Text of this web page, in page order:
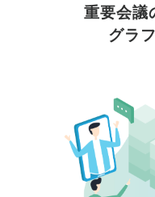
重要会議
グラ